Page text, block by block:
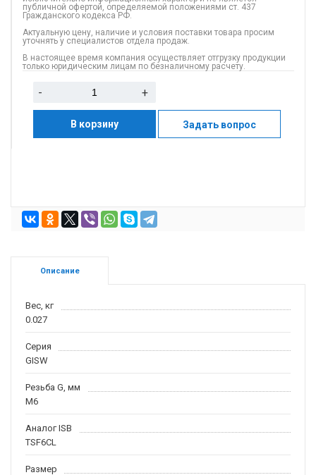
публичной офертой, определяемой положениями ст. 437
Гражданского кодекса РФ.
Актуальную цену, наличие и условия поставки товара просим
уточнять у специалистов отдела продаж.
В настоящее время компания осуществляет отгрузку продукции
только юридическим лицам по безналичному расчету.
- +
В корзину Задать вопрос
Описание
Вес, кг
0.027
Серия
GISW
Резьба G, мм
M6
Аналог ISB
TSF6CL
Размер